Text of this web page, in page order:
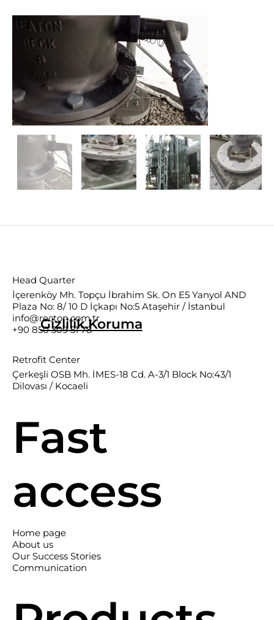
Fast
access
Home page
About us
Our Success Stories
Communication
Retrofit Center
Çerkeşli OSB Mh. İMES-18 Cd. A-3/1 Block No:43/1
Dilovası / Kocaeli
Head Quarter
İçerenköy Mh. Topçu İbrahim Sk. On E5 Yanyol AND
Plaza No: 8/ 10 D İçkapı No:5 Ataşehir / İstanbul
info@recton.com.tr
+90 850 309 51 78
Gizlilik.Koruma